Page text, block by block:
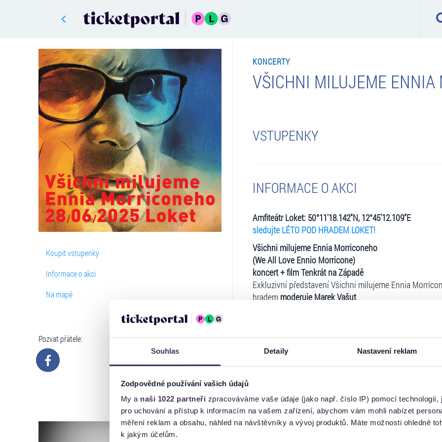
Souhlas Detaily Nastavení reklam
Zodpovědné používání vašich údajů
My a naši 1022 partneři zpracováváme vaše údaje (jako např. číslo IP) pomocí technologií,
pro uchování a přístup k informacím na vašem zařízení, abychom vám mohli nabízet
měření reklam a obsahu, náhled na návštěvníky a vývoj produktů. Máte možnosti ohledně
k jakým účelům.
Koupit vstupenky
Informace o akci
Na mapě
Pozvat přátele:
KONCERTY
VŠICHNI MILUJEME ENNIA
VSTUPENKY
INFORMACE O AKCI
Amfiteátr Loket: 50°11'18.142"N, 12°45'12.109"E
sledujte LÉTO POD HRADEM LOKET!
Všichni milujeme Ennia Morriconeho
(We All Love Ennio Morricone)
koncert + film Tenkrát na Západě
Exkluzivní představení Všichni milujeme Ennia
hradem moderuje Marek Vašut.
Italské umělce doplní členové Karlovarského
Jedinečné koncertní představení Všichni milujeme
Love Ennio Morricone" od Luigiho Caioly a na jím
Metallica, Andrea Bocelli, Yo-Yo Ma a další.
Po smrti Ennia Morriconeho pořádá mnoho umělců po
málo z nich však představuje autentický obraz této
Morricone", které je založeno výhradně na aranžích,
Ticketportal je zárukou pravosti
Na stránkách společnosti Ticketportal si vždy